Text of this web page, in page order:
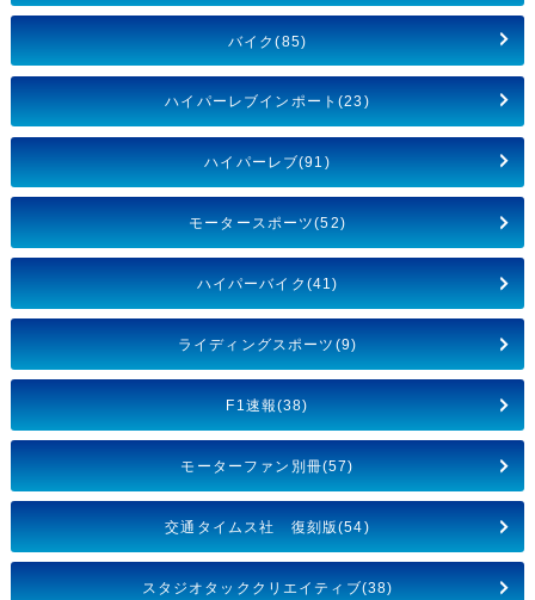
バイク(85)
ハイパーレブインポート(23)
ハイパーレブ(91)
モータースポーツ(52)
ハイパーバイク(41)
ライディングスポーツ(9)
F1速報(38)
モーターファン別冊(57)
交通タイムス社 復刻版(54)
スタジオタッククリエイティブ(38)